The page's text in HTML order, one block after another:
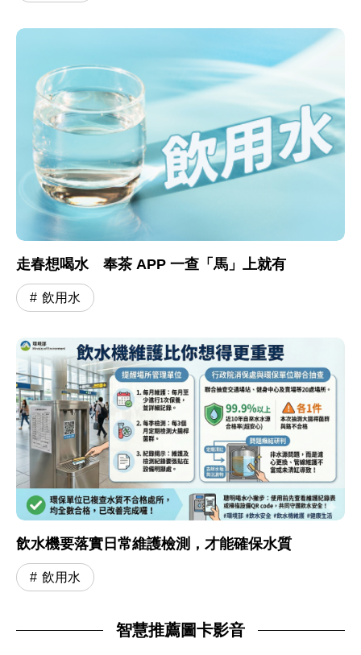
走春想喝水 奉茶 APP 一查「馬」上就有
飲用水
飲水機要落實日常維護檢測，才能確保水質
飲用水
智慧推薦圖卡影音